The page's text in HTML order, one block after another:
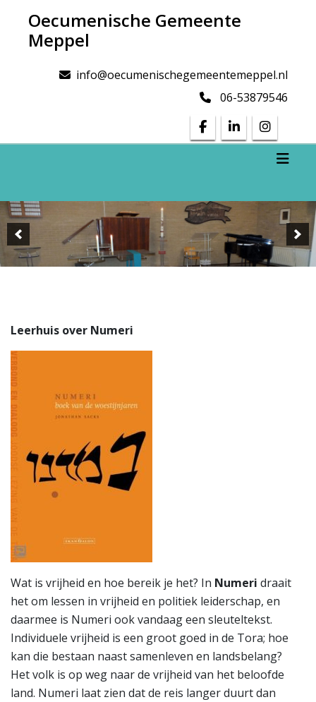
inhoud
Oecumenische Gemeente
Meppel
info@oecumenischegemeentemeppel.nl
06-53879546
Leerhuis over Numeri
Wat is vrijheid en hoe bereik je het? In Numeri draait
het om lessen in vrijheid en politiek leiderschap, en
daarmee is Numeri ook vandaag een sleuteltekst.
Individuele vrijheid is een groot goed in de Tora; hoe
kan die bestaan naast samenleven en landsbelang?
Het volk is op weg naar de vrijheid van het beloofde
land. Numeri laat zien dat de reis langer duurt dan